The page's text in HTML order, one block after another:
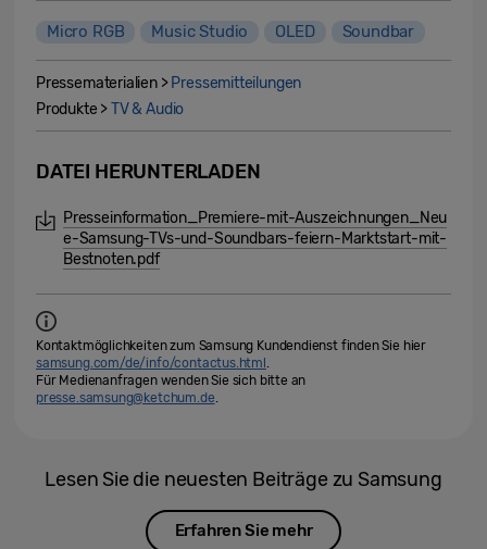
Micro RGB Music Studio OLED Soundbar
Pressematerialien > Pressemitteilungen
Produkte >TV & Audio
DATEI HERUNTERLADEN
Presseinformation_Premiere-mit-Auszeichnungen_Neu
e-Samsung-TVs-und-Soundbars-feiern-Marktstart-mit-
Bestnoten.pdf
Kontaktmöglichkeiten zum Samsung Kundendienst finden Sie hier
samsung.com/de/info/contactus.html
Für Medienanfragen wenden Sie sich bitte an
presse.samsung@ketchum.de
Lesen Sie die neuesten Beiträge zu Samsung
Erfahren Sie mehr